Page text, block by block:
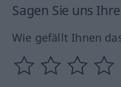
Sagen Sie uns
Wie gefällt Ihnen